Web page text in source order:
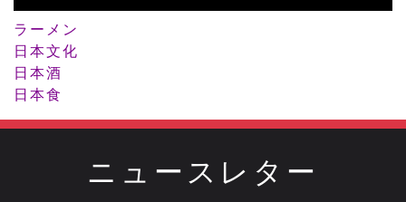
ラーメン
日本文化
日本酒
日本食
ニュースレター